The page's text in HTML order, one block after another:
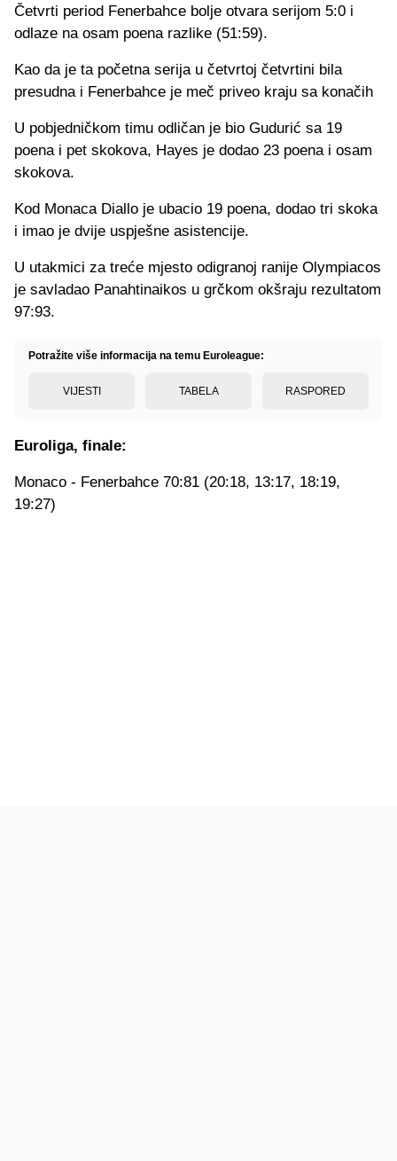
Četvrti period Fenerbahce bolje otvara serijom 5:0 i
odlaze na osam poena razlike (51:59).
Kao da je ta početna serija u četvrtoj četvrtini bila
presudna i Fenerbahce je meč priveo kraju sa konačih
U pobjedničkom timu odličan je bio Gudurić sa 19
poena i pet skokova, Hayes je dodao 23 poena i osam
skokova.
Kod Monaca Diallo je ubacio 19 poena, dodao tri skoka
i imao je dvije uspješne asistencije.
U utakmici za treće mjesto odigranoj ranije Olympiacos
je savladao Panahtinaikos u grčkom okšraju rezultatom
97:93.
Potražite više informacija na temu Euroleague:
VIJESTI TABELA RASPORED
Euroliga, finale:
Monaco - Fenerbahce 70:81 (20:18, 13:17, 18:19,
19:27)